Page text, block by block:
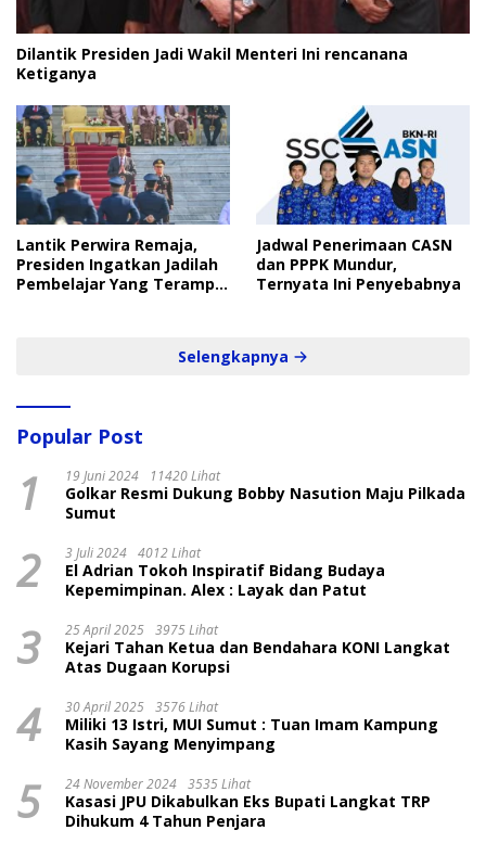
Dilantik Presiden Jadi Wakil Menteri Ini rencanana
Ketiganya
Lantik Perwira Remaja,
Presiden Ingatkan Jadilah
Pembelajar Yang Terampil
Jadwal Penerimaan CASN
dan PPPK Mundur,
Ternyata Ini Penyebabnya
Selengkapnya
Popular Post
1 19 Juni 2024 11420 Lihat
Golkar Resmi Dukung Bobby Nasution Maju Pilkada
Sumut
2 3 Juli 2024 4012 Lihat
El Adrian Tokoh Inspiratif Bidang Budaya
Kepemimpinan. Alex : Layak dan Patut
3 25 April 2025 3975 Lihat
Kejari Tahan Ketua dan Bendahara KONI Langkat
Atas Dugaan Korupsi
4 30 April 2025 3576 Lihat
Miliki 13 Istri, MUI Sumut : Tuan Imam Kampung
Kasih Sayang Menyimpang
5 24 November 2024 3535 Lihat
Kasasi JPU Dikabulkan Eks Bupati Langkat TRP
Dihukum 4 Tahun Penjara